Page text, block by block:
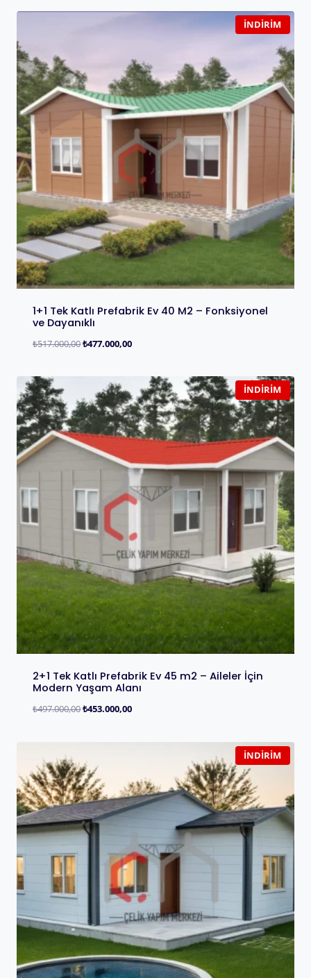
İNDIRIM
1+1 Tek Katlı Prefabrik Ev 40 M2 – Fonksiyonel
ve Dayanıklı
₺517.000,00₺477.000,00
İNDIRIM
2+1 Tek Katlı Prefabrik Ev 45 m2 – Aileler İçin
Modern Yaşam Alanı
₺497.000,00₺453.000,00
İNDIRIM